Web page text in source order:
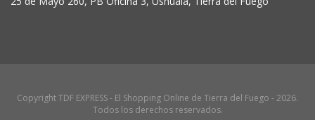
Copyright TDF EXPRESS - El Shopping Online de Tierra del Fuego - 2026.
Todos los derechos reservados.